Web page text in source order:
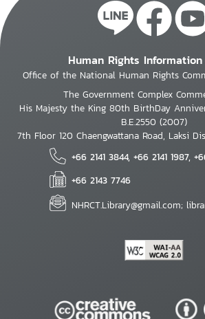
Human Rights
Office of the National Human Rights
The Government Complex
His Majesty the King 80th BirthDay
B.E.2550 (2007)
7th Floor 120 Chaengwattana Road, Laksi
+66 2141 3844, +66 2141 1987,
+66 2143 7746
NHRCT.Library@gmail.com;